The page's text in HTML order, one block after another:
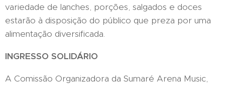
variedade de lanches, porções, salgados e doces
estarão à disposição do público que preza por uma
alimentação diversificada.
INGRESSO SOLIDÁRIO
A Comissão Organizadora da Sumaré Arena Music,